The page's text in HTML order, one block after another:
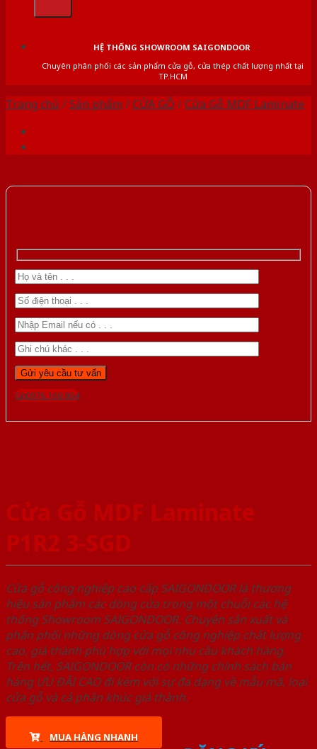
HỆ THỐNG SHOWROOM SAIGONDOOR
Chuyên phân phối các sản phẩm cửa gỗ, cửa thép chất lượng nhất tại
TP.HCM
Trang chủ /Sản phẩm /CỬA GỖ /Cửa Gỗ MDF Laminate
Gọi 0976.169.864
Cửa Gỗ MDF Laminate
P1R2 3-SGD
Cửa gỗ công nghiệp cao cấp SAIGONDOOR là thương
hiệu sản phẩm các dòng cửa trong một chuỗi các hệ
thống Showroom SAIGONDOOR. Chuyên sản xuất và
phân phối những dòng cửa gỗ công nghiệp chất lượng
cao, giá thành phù hợp với mọi nhu cầu khách hàng.
Trên hết, SAIGONDOOR còn có những chính sách bán
hàng ƯU ĐÃI CAO đi kèm với sự đa dạng về mẫu mã, loại
cửa gỗ và cả phân khúc giá thành.
MUA HÀNG NHANH